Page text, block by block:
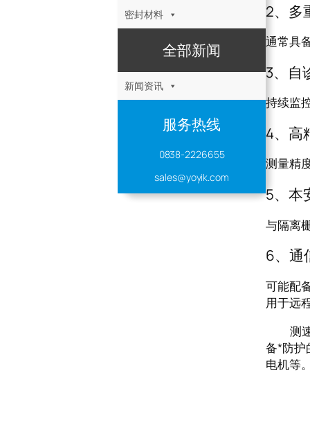
密封材料
全部新闻
新闻资讯
服务热线
0838-2226655
sales@yoyik.com
2、多
通常具
3、自
持续监
4、高
测量精
5、本
与隔离
6、通
可能配
用于远
测速
备*防护
电机等